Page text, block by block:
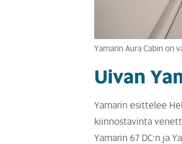
Yamarin Aura Cabin on
Uivan
Yamarin esittelee
kiinnostavinta
Yamarin 67 DC:n ja